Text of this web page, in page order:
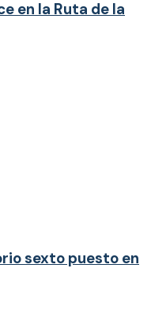
en la Ruta de la
sexto puesto en